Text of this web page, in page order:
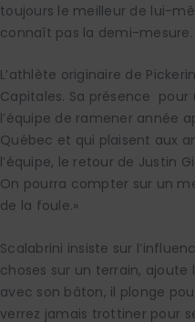
toujours le meilleur de lui-
connaît pas la demi-mesure.
L’athlète originaire de
Capitales. Sa présence
l’équipe de ramener année
Québec et qui plaisent aux
l’équipe, le retour de Justin
On pourra compter sur un
de la foule.»
Scalabrini insiste sur
choses sur un terrain, ajoute
avec son bâton, il plonge
verrez jamais trottiner pour